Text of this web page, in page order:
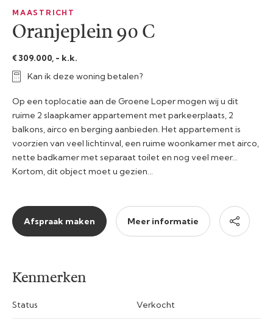
MAASTRICHT
Oranjeplein 90 C
€ 309.000, - k.k.
Kan ik deze woning betalen?
Op een toplocatie aan de Groene Loper mogen wij u dit
ruime 2 slaapkamer appartement met parkeerplaats, 2
balkons, airco en berging aanbieden. Het appartement is
voorzien van veel lichtinval, een ruime woonkamer met airco,
nette badkamer met separaat toilet en nog veel meer…
Kortom, dit object moet u gezien…
Afspraak maken Meer informatie
Kenmerken
Status Verkocht